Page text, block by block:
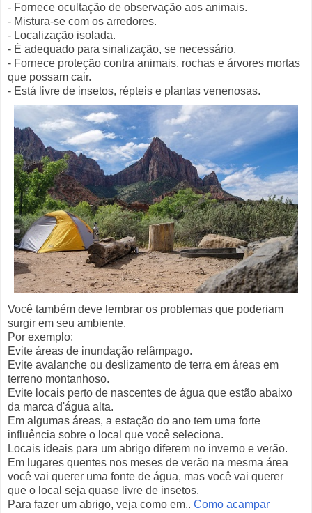
- Fornece ocultação de observação aos animais.
- Mistura-se com os arredores.
- Localização isolada.
- É adequado para sinalização, se necessário.
- Fornece proteção contra animais, rochas e árvores mortas
que possam cair.
- Está livre de insetos, répteis e plantas venenosas.
Você também deve lembrar os problemas que poderiam
surgir em seu ambiente.
Por exemplo:
Evite áreas de inundação relâmpago.
Evite avalanche ou deslizamento de terra em áreas em
terreno montanhoso.
Evite locais perto de nascentes de água que estão abaixo
da marca d'água alta.
Em algumas áreas, a estação do ano tem uma forte
influência sobre o local que você seleciona.
Locais ideais para um abrigo diferem no inverno e verão.
Em lugares quentes nos meses de verão na mesma área
você vai querer uma fonte de água, mas você vai querer
que o local seja quase livre de insetos.
Para fazer um abrigo, veja como em.. Como acampar